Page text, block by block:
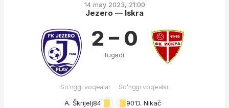
14 may 2023, 21:00
Jezero — Iskra
So'nggi voqealar
A. Škrijelj84′
2 – 0
tugadi
So'nggi voqealar
90′D. Nikač